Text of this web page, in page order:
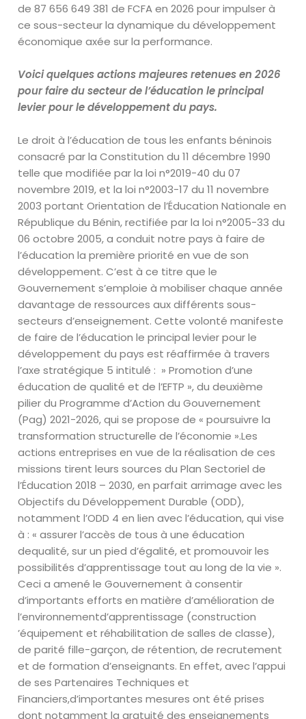
de 87 656 649 381 de FCFA en 2026 pour impulser à
ce sous-secteur la dynamique du développement
économique axée sur la performance.
Voici quelques actions majeures retenues en 2026
pour faire du secteur de l’éducation le principal
levier pour le développement du pays.
Le droit à l’éducation de tous les enfants béninois
consacré par la Constitution du 11 décembre 1990
telle que modifiée par la loi n°2019-40 du 07
novembre 2019, et la loi n°2003-17 du 11 novembre
2003 portant Orientation de l’Éducation Nationale en
République du Bénin, rectifiée par la loi n°2005-33 du
06 octobre 2005, a conduit notre pays à faire de
l’éducation la première priorité en vue de son
développement. C’est à ce titre que le
Gouvernement s’emploie à mobiliser chaque année
davantage de ressources aux différents sous-
secteurs d’enseignement. Cette volonté manifeste
de faire de l’éducation le principal levier pour le
développement du pays est réaffirmée à travers
l’axe stratégique 5 intitulé : » Promotion d’une
éducation de qualité et de l’EFTP », du deuxième
pilier du Programme d’Action du Gouvernement
(Pag) 2021-2026, qui se propose de « poursuivre la
transformation structurelle de l’économie ».Les
actions entreprises en vue de la réalisation de ces
missions tirent leurs sources du Plan Sectoriel de
l’Éducation 2018 – 2030, en parfait arrimage avecles
Objectifs du Développement Durable (ODD),
notamment l’ODD 4 en lien avec l’éducation, qui vise
à : « assurer l’accès de tous à une éducation
dequalité, sur un pied d’égalité, et promouvoir les
possibilités d’apprentissage tout au long de la vie ».
Ceci a amené le Gouvernement à consentir
d’importants efforts en matière d’amélioration de
l’environnementd’apprentissage (construction
’équipement et réhabilitation de salles de classe),
de parité fille-garçon, de rétention, de recrutement
et de formation d’enseignants. En effet, avec l’appui
de ses Partenaires Techniques et
Financiers,d’importantes mesures ont été prises
dont notamment la gratuité des enseignements